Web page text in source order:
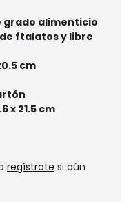
grado alimenticio
de ftalatos y libre
cm
x 21.5 cm
regístrate si aún